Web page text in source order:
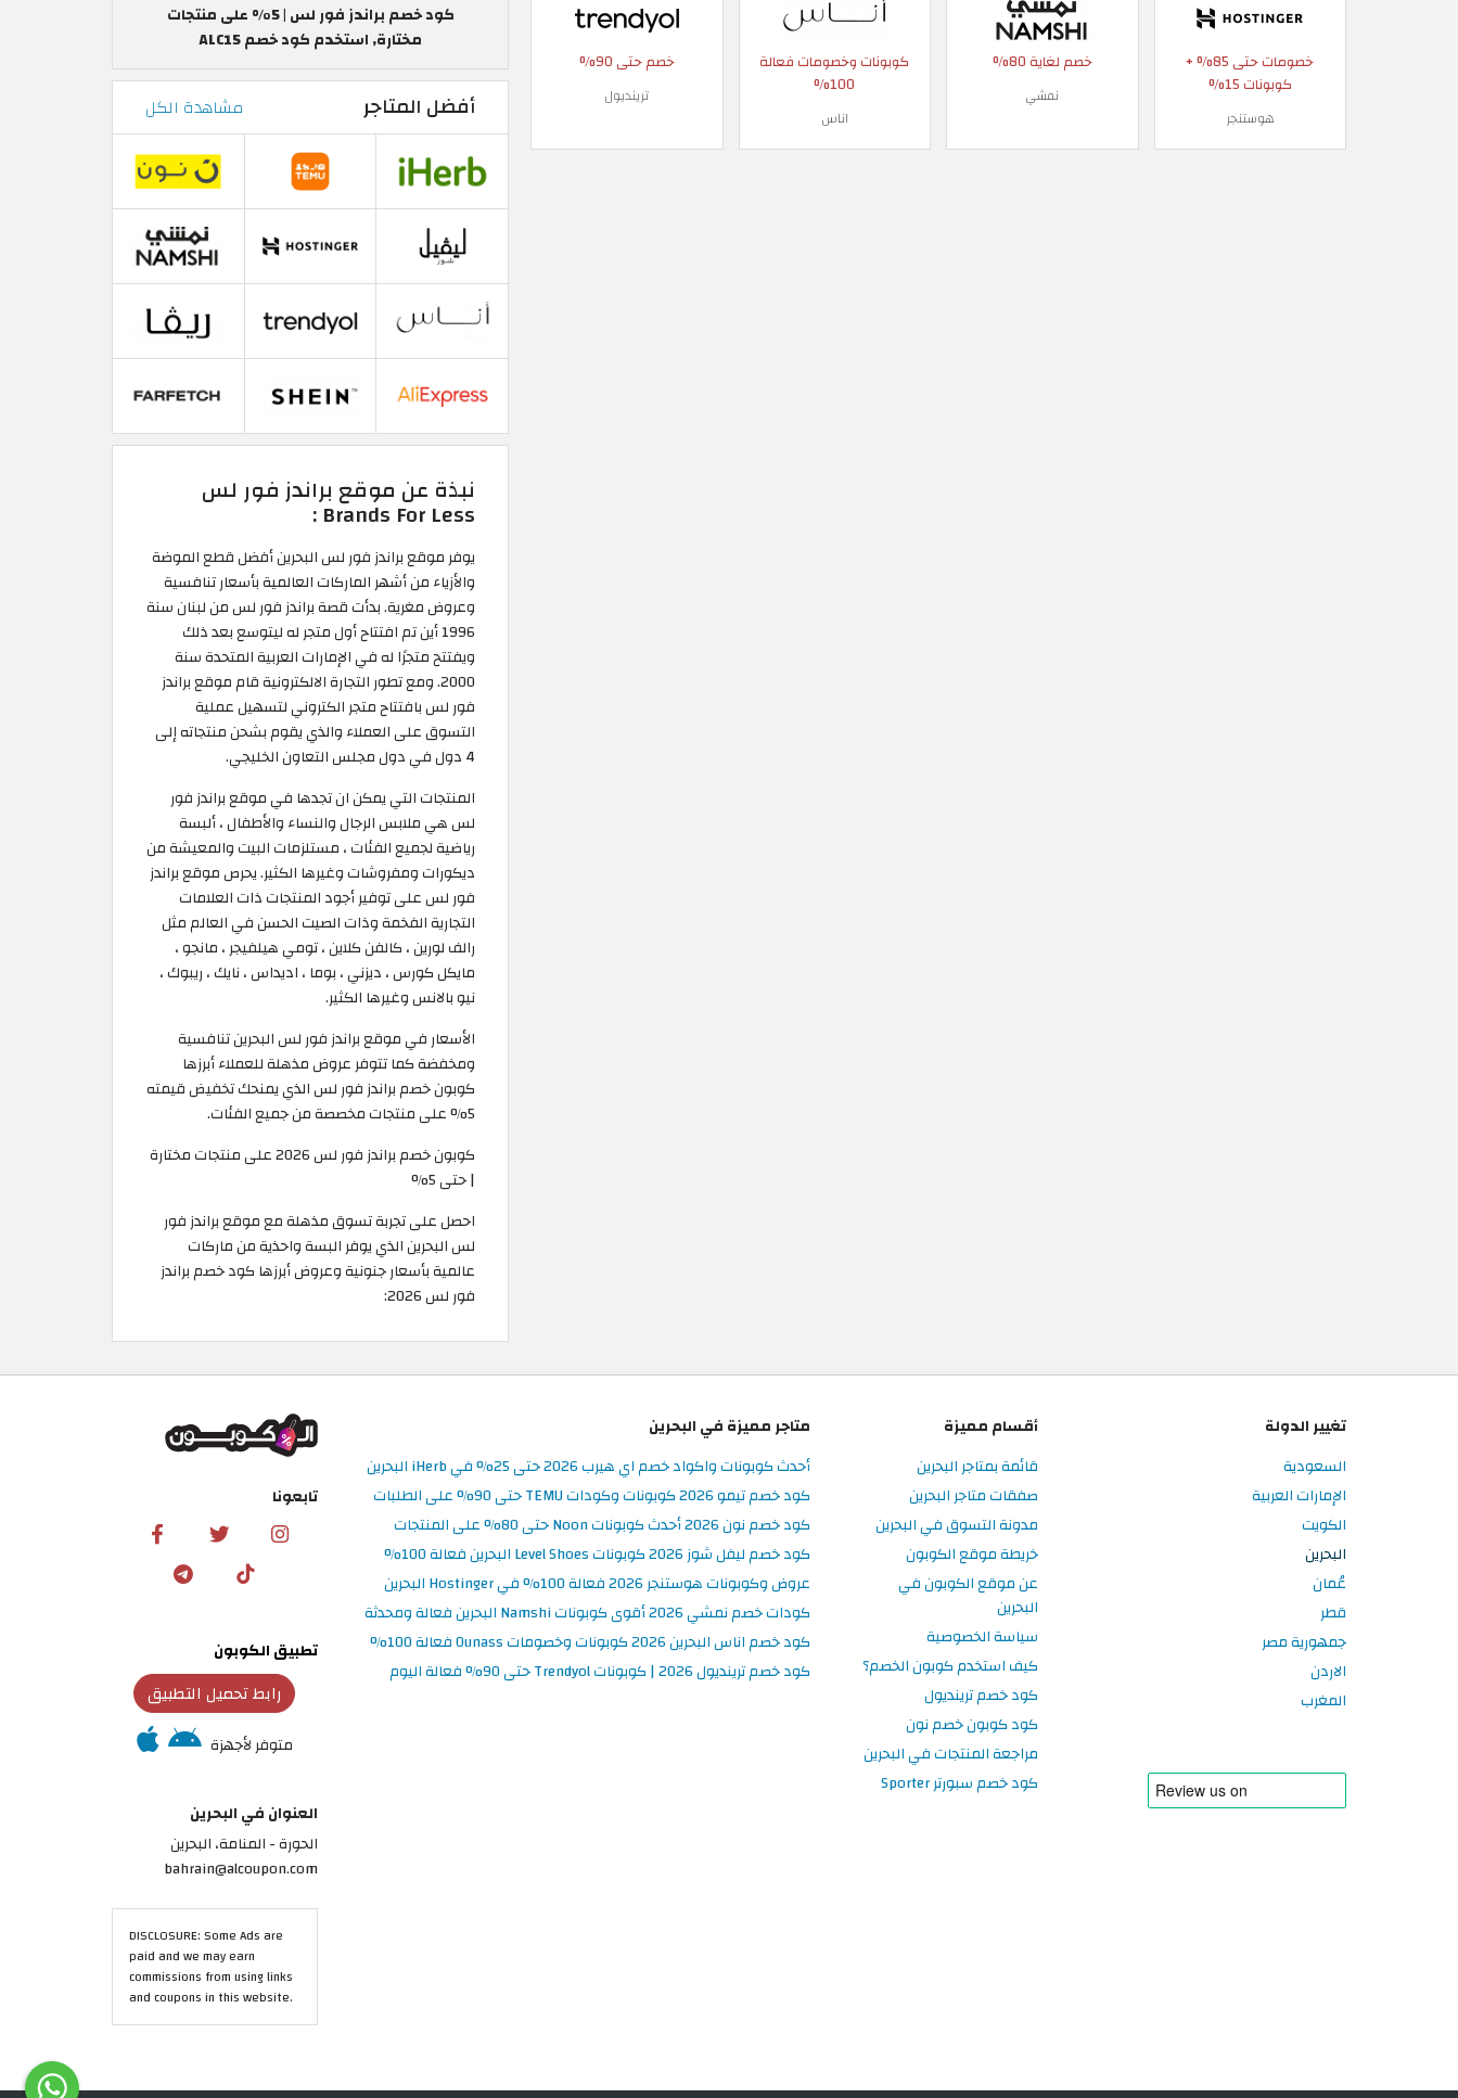
خصومات حتى 85% +
كوبونات 15%
هوستنجر
خصم لغاية 80%
نمشي
كوبونات وخصومات فعالة
100%
اناس
خصم حتى 90%
ترينديول
كود خصم براندز فور لس | 5% على منتجات
مختارة, استخدم كود خصم ALC15
أفضل المتاجر مشاهدة الكل
نبذة عن موقع براندز فور لس
Brands For Less :
يوفر موقع براندز فور لس البحرين أفضل قطع الموضة
والأزياء من أشهر الماركات العالمية بأسعار تنافسية
وعروض مغرية. بدأت قصة براندز فور لس من لبنان سنة
1996 أين تم افتتاح أول متجر له ليتوسع بعد ذلك
ويفتتح متجرًا له في الإمارات العربية المتحدة سنة
2000. ومع تطور التجارة الالكترونية قام موقع براندز
فور لس بافتتاح متجر الكتروني لتسهيل عملية
التسوق على العملاء والذي يقوم بشحن منتجاته إلى
4 دول في دول مجلس التعاون الخليجي.
المنتجات التي يمكن ان تجدها في موقع براندز فور
لس هي ملابس الرجال والنساء والأطفال ، ألبسة
رياضية لجميع الفئات ، مستلزمات البيت والمعيشة من
ديكورات ومفروشات وغيرها الكثير. يحرص موقع براندز
فور لس على توفير أجود المنتجات ذات العلامات
التجارية الفخمة وذات الصيت الحسن في العالم مثل
رالف لورين ، كالفن كلاين ، تومي هيلفيجر ، مانجو ،
مايكل كورس ، ديزني ، بوما ، اديداس ، نايك ، ريبوك ،
نيو بالانس وغيرها الكثير.
الأسعار في موقع براندز فور لس البحرين تنافسية
ومخفضة كما تتوفر عروض مذهلة للعملاء أبرزها
كوبون خصم براندز فور لس الذي يمنحك تخفيض قيمته
5% على منتجات مخصصة من جميع الفئات.
كوبون خصم براندز فور لس 2026 على منتجات مختارة
| حتى 5%
احصل على تجربة تسوق مذهلة مع موقع براندز فور
لس البحرين الذي يوفر البسة واحذية من ماركات
عالمية بأسعار جنونية وعروض أبرزها كود خصم براندز
فور لس 2026:
تغيير الدولة
السعودية
الإمارات العربية
الكويت
البحرين
عُمان
قطر
جمهورية مصر
الاردن
المغرب
أقسام مميزة
قائمة بمتاجر البحرين
صفقات متاجر البحرين
مدونة التسوق في البحرين
خريطة موقع الكوبون
عن موقع الكوبون في
البحرين
سياسة الخصوصية
كيف استخدم كوبون الخصم؟
كود خصم ترينديول
كود كوبون خصم نون
مراجعة المنتجات في البحرين
كود خصم سبورتر Sporter
متاجر مميزة في البحرين
أحدث كوبونات واكواد خصم اي هيرب 2026 حتى 25% في iHerb البحرين
كود خصم تيمو 2026 كوبونات وكودات TEMU حتى 90% على الطلبات
كود خصم نون 2026 أحدث كوبونات Noon حتى 80% على المنتجات
كود خصم ليفل شوز 2026 كوبونات Level Shoes البحرين فعالة 100%
عروض وكوبونات هوستنجر 2026 فعالة 100% في Hostinger البحرين
كودات خصم نمشي 2026 أقوى كوبونات Namshi البحرين فعالة ومحدثة
كود خصم اناس البحرين 2026 كوبونات وخصومات Ounass فعالة 100%
كود خصم ترينديول 2026 | كوبونات Trendyol حتى 90% فعالة اليوم
تابعونا
تطبيق الكوبون
رابط تحميل التطبيق
متوفر لأجهزة
العنوان في البحرين
الحورة - المنامة‎، البحرين
bahrain@alcoupon.com
DISCLOSURE: Some Ads are
paid and we may earn
commissions from using links
and coupons in this website.